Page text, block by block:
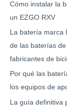
Cómo instalar la
un EZGO RXV
La batería marca
de las baterías
fabricantes de
Por qué las
los equipos de
La guía